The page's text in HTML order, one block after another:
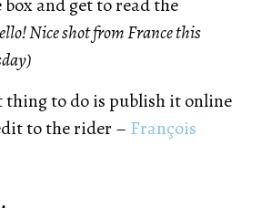
Nice shot from France this
thing to do is publish it online
to the rider – François